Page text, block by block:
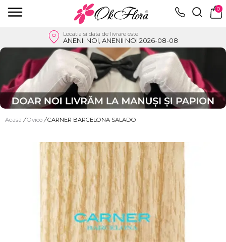
0
Locatia si data de livrare este
ANENII NOI, ANENII NOI 2026-08-08
Acasa / Ovico / CARNER BARCELONA SALADO